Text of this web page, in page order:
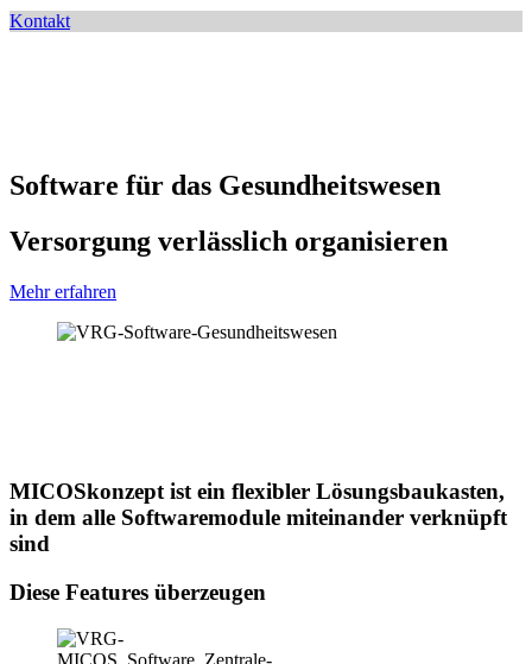
Kontakt
Software für das Gesundheitswesen
Versorgung verlässlich organisieren
Mehr erfahren
MICOSkonzept ist ein flexibler Lösungsbaukasten,
in dem alle Softwaremodule miteinander verknüpft
sind
Diese Features überzeugen